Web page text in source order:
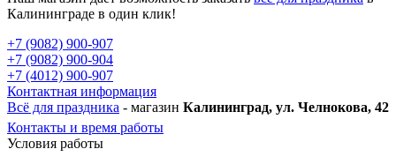
Калининграде в один клик!
+7 (9082) 900-907
+7 (9082) 900-904
+7 (4012) 900-907
Контактная информация
Всё для праздника - магазин Калининград, ул. Челнокова, 42
Контакты и время работы
Условия работы